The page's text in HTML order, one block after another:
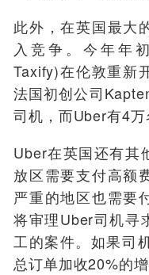
此外，在英国最大
入竞争。今年年
Taxify)在伦敦重新
法国初创公司
司机，而Uber有4万
Uber在英国还有其
放区需要支付高额
严重的地区也需要
将审理Uber司机寻
工的案件。如果司
总订单加收20%的增